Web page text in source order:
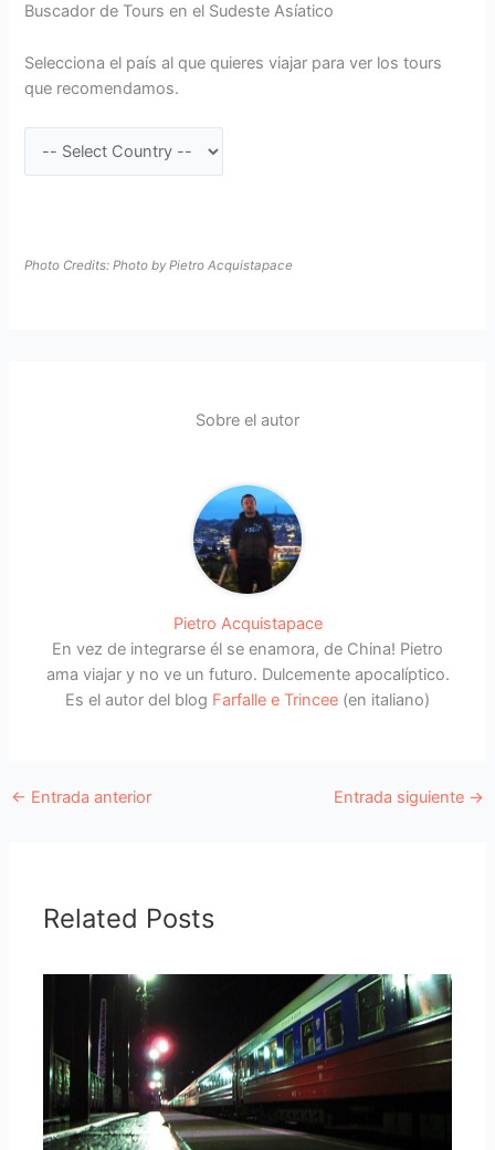
Buscador de Tours en el Sudeste Asíatico
Selecciona el país al que quieres viajar para ver los tours
que recomendamos.
Photo Credits: Photo by Pietro Acquistapace
Sobre el autor
Pietro Acquistapace
En vez de integrarse él se enamora, de China! Pietro
ama viajar y no ve un futuro. Dulcemente apocalíptico.
Es el autor del blog Farfalle e Trincee (en italiano)
← Entrada anterior Entrada siguiente →
Related Posts